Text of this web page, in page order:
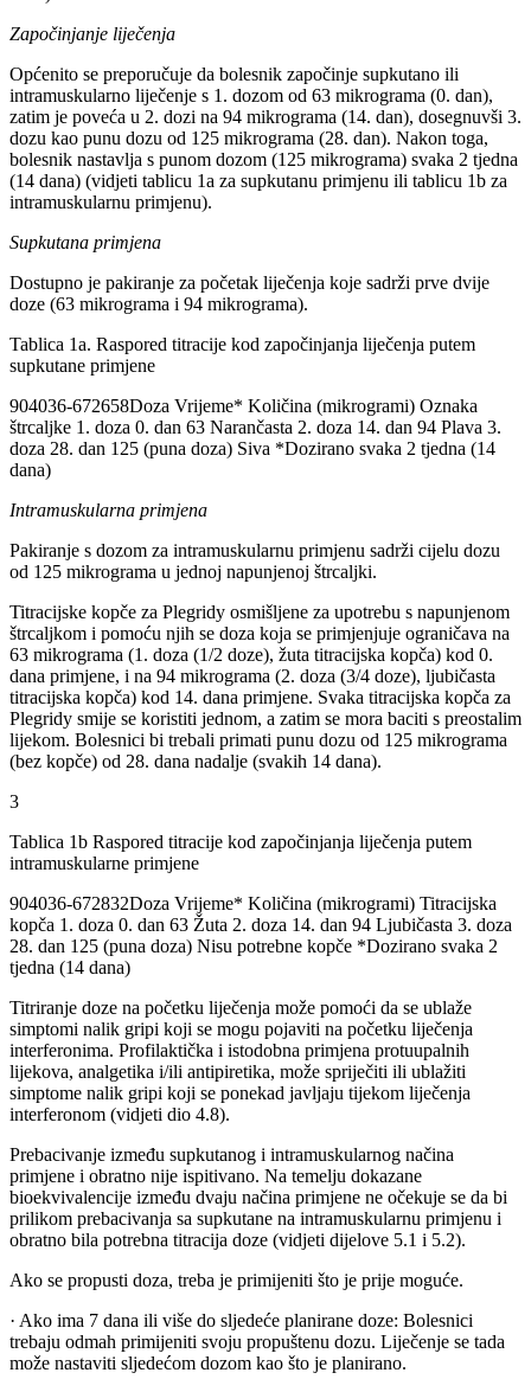
Započinjanje liječenja
Općenito se preporučuje da bolesnik započinje supkutano ili
intramuskularno liječenje s 1. dozom od 63 mikrograma (0. dan),
zatim je poveća u 2. dozi na 94 mikrograma (14. dan), dosegnuvši 3.
dozu kao punu dozu od 125 mikrograma (28. dan). Nakon toga,
bolesnik nastavlja s punom dozom (125 mikrograma) svaka 2 tjedna
(14 dana) (vidjeti tablicu 1a za supkutanu primjenu ili tablicu 1b za
intramuskularnu primjenu).
Supkutana primjena
Dostupno je pakiranje za početak liječenja koje sadrži prve dvije
doze (63 mikrograma i 94 mikrograma).
Tablica 1a. Raspored titracije kod započinjanja liječenja putem
supkutane primjene
904036-672658Doza Vrijeme* Količina (mikrogrami) Oznaka
štrcaljke 1. doza 0. dan 63 Narančasta 2. doza 14. dan 94 Plava 3.
doza 28. dan 125 (puna doza) Siva *Dozirano svaka 2 tjedna (14
dana)
Intramuskularna primjena
Pakiranje s dozom za intramuskularnu primjenu sadrži cijelu dozu
od 125 mikrograma u jednoj napunjenoj štrcaljki.
Titracijske kopče za Plegridy osmišljene za upotrebu s napunjenom
štrcaljkom i pomoću njih se doza koja se primjenjuje ograničava na
63 mikrograma (1. doza (1/2 doze), žuta titracijska kopča) kod 0.
dana primjene, i na 94 mikrograma (2. doza (3/4 doze), ljubičasta
titracijska kopča) kod 14. dana primjene. Svaka titracijska kopča za
Plegridy smije se koristiti jednom, a zatim se mora baciti s preostalim
lijekom. Bolesnici bi trebali primati punu dozu od 125 mikrograma
(bez kopče) od 28. dana nadalje (svakih 14 dana).
3
Tablica 1b Raspored titracije kod započinjanja liječenja putem
intramuskularne primjene
904036-672832Doza Vrijeme* Količina (mikrogrami) Titracijska
kopča 1. doza 0. dan 63 Žuta 2. doza 14. dan 94 Ljubičasta 3. doza
28. dan 125 (puna doza) Nisu potrebne kopče *Dozirano svaka 2
tjedna (14 dana)
Titriranje doze na početku liječenja može pomoći da se ublaže
simptomi nalik gripi koji se mogu pojaviti na početku liječenja
interferonima. Profilaktička i istodobna primjena protuupalnih
lijekova, analgetika i/ili antipiretika, može spriječiti ili ublažiti
simptome nalik gripi koji se ponekad javljaju tijekom liječenja
interferonom (vidjeti dio 4.8).
Prebacivanje između supkutanog i intramuskularnog načina
primjene i obratno nije ispitivano. Na temelju dokazane
bioekvivalencije između dvaju načina primjene ne očekuje se da bi
prilikom prebacivanja sa supkutane na intramuskularnu primjenu i
obratno bila potrebna titracija doze (vidjeti dijelove 5.1 i 5.2).
Ako se propusti doza, treba je primijeniti što je prije moguće.
· Ako ima 7 dana ili više do sljedeće planirane doze: Bolesnici
trebaju odmah primijeniti svoju propuštenu dozu. Liječenje se tada
može nastaviti sljedećom dozom kao što je planirano.